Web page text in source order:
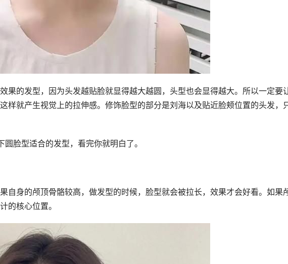
果的发型，因为头发越贴脸就显得越大越圆，头型也会显得越大。所以一定要
样就产生视觉上的拉伸感。修饰脸型的部分是刘海以及贴近脸颊位置的头发，
脸型适合的发型，看完你就明白了。
自身的颅顶骨骼较高，做发型的时候，脸型就会被拉长，效果才会好看。如果
的核心位置。